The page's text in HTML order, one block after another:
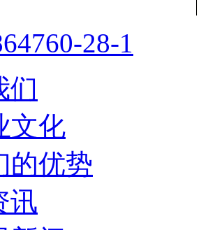
28-1
们
文化
的优势
讯